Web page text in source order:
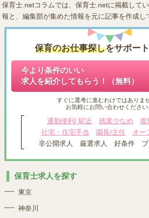
保育士.netコラムでは、保育士.netに掲載して
報と、編集部が集めた情報を元に記事を作成し
保育のお仕事探しをサポー
今より条件のいい
求人を紹介してもらう！（無料）
すぐに選考に進むわけではありま
お気軽にお問い合わせください
通勤便利/ 駅近 残業少なめ
復
社宅・住宅手当
園長/主任
オー
非公開求人
厳選求人 好条件
保育士求人を探す
東京
神奈川